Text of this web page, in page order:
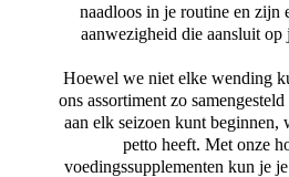
naadloos in je routine en zijn
aanwezigheid die aansluit
Hoewel we niet elke wending
ons assortiment zo
aan elk seizoen kunt
petto heeft. Met onze
voedingssupplementen kun je